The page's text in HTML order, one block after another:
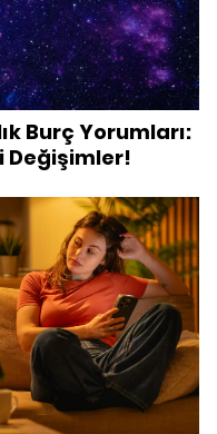
Burç Yorumları:
Değişimler!